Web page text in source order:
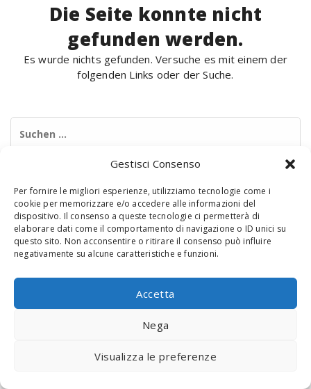
Gestisci Consenso
Per fornire le migliori esperienze, utilizziamo tecnologie come i
cookie per memorizzare e/o accedere alle informazioni del
dispositivo. Il consenso a queste tecnologie ci permetterà di
elaborare dati come il comportamento di navigazione o ID unici su
questo sito. Non acconsentire o ritirare il consenso può influire
negativamente su alcune caratteristiche e funzioni.
Accetta
Nega
Visualizza le preferenze
Die Seite konnte nicht
gefunden werden.
Es wurde nichts gefunden. Versuche es mit einem der
folgenden Links oder der Suche.
© 2020 Digital Touch Menu. Menu realizzato da